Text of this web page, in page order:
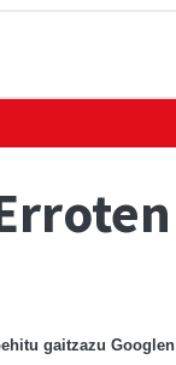
gaitzazu Googlen